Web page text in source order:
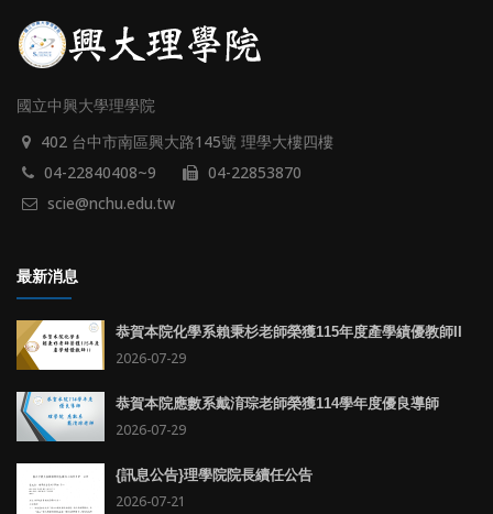
國立中興大學理學院
402 台中市南區興大路145號 理學大樓四樓
04-22840408~9
04-22853870
scie@nchu.edu.tw
最新消息
恭賀本院化學系賴秉杉老師榮獲115年度產學績優教師II
2026-07-29
恭賀本院應數系戴淯琮老師榮獲114學年度優良導師
2026-07-29
{訊息公告}理學院院長續任公告
2026-07-21